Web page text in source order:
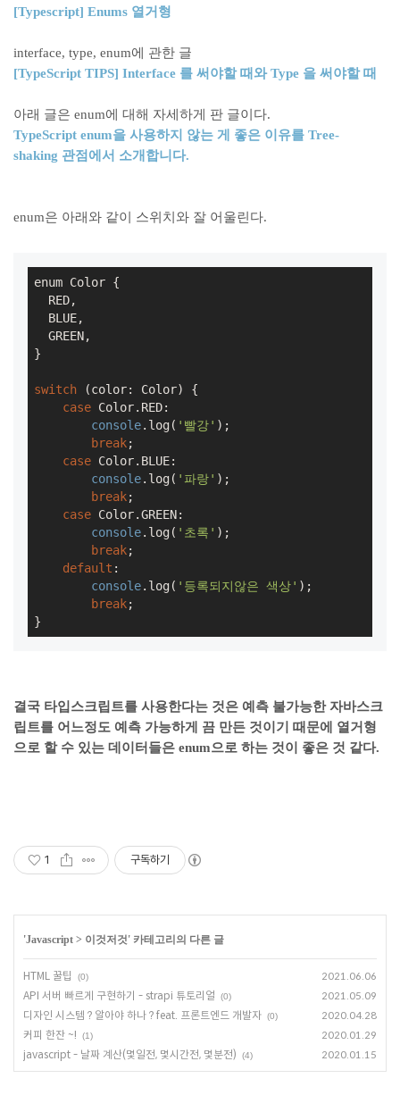
[Typescript] Enums 열거형
interface, type, enum에 관한 글
[TypeScript TIPS] Interface 를 써야할 때와Type 을 써야할 때
아래 글은 enum에 대해 자세하게 판 글이다.
TypeScript enum을 사용하지 않는 게 좋은 이유를 Tree-
shaking 관점에서 소개합니다.
enum은 아래와 같이 스위치와 잘 어울린다.
enum Color {
  RED,
  BLUE,
  GREEN,
}
switch (color: Color) {
case Color.RED:
console.log( '빨강' );
break;
case Color.BLUE:
console.log( '파랑' );
break;
case Color.GREEN:
console.log( '초록' );
break;
default :
console.log( '등록되지않은 색상' );
break;
}
결국 타입스크립트를 사용한다는 것은 예측 불가능한 자바스크
립트를 어느정도 예측 가능하게 끔 만든 것이기 때문에 열거형
으로 할 수 있는 데이터들은 enum으로 하는 것이 좋은 것 같다.
1 구독하기
'Javascript > 이것저것' 카테고리의 다른 글
HTML 꿀팁 (0) 2021.06.06
API 서버 빠르게 구현하기 - strapi 튜토리얼 (0) 2021.05.09
디자인 시스템 ? 알아야 하나 ? feat. 프론트엔드 개발자 (0) 2020.04.28
커피 한잔 ~! (1) 2020.01.29
javascript - 날짜 계산(몇일전, 몇시간전, 몇분전) (4) 2020.01.15